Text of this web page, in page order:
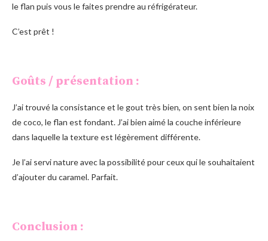
le flan puis vous le faites prendre au réfrigérateur.
C’est prêt !
Goûts / présentation :
J’ai trouvé la consistance et le gout très bien, on sent bien la noix
de coco, le flan est fondant. J’ai bien aimé la couche inférieure
dans laquelle la texture est légèrement différente.
Je l’ai servi nature avec la possibilité pour ceux qui le souhaitaient
d’ajouter du caramel. Parfait.
Conclusion :